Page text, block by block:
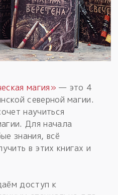
магия» — это 4
северной магии.
научиться
Для начала
знания, всё
в этих книгах и
доступ к